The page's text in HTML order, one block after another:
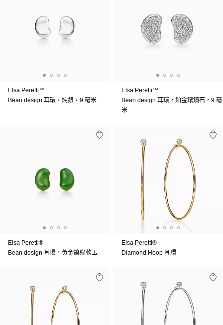
Elsa Peretti™
Bean design 耳環，純銀，9 毫米
Elsa Peretti™
Bean design 耳環，鉑金鑲鑽石，9 毫
米
Elsa Peretti®
Bean design 耳環，黃金鑲綠軟玉
Elsa Peretti®
Diamond Hoop 耳環